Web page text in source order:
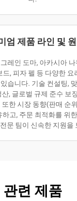
엄 제품 라인 및
레인 도마, 아카시아 나
드, 피자 펠 등 다양한 요
습니다. 기술 컨설팅,
산, 글로벌 규제 준수 보
한 시장 동향(판매 순
고, 주문 최적화를 위
문 팀이 신속한 지원을
관련 제품